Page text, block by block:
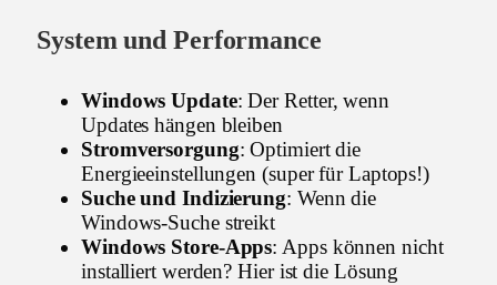
System und Performance
Windows Update: Der Retter, wenn
Updates hängen bleiben
Stromversorgung: Optimiert die
Energieeinstellungen (super für Laptops!)
Suche und Indizierung: Wenn die
Windows-Suche streikt
Windows Store-Apps: Apps können nicht
installiert werden? Hier ist die Lösung